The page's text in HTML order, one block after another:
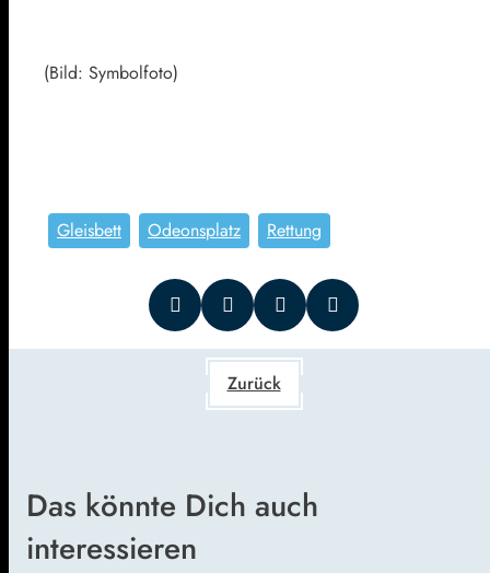
(Bild: Symbolfoto)
Gleisbett Odeonsplatz Rettung
Zurück
Das könnte Dich auch
interessieren